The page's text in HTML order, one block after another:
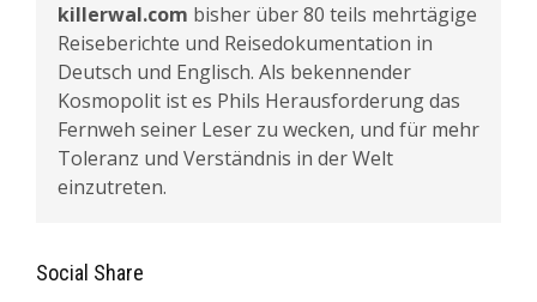
killerwal.com bisher über 80 teils mehrtägige
Reiseberichte und Reisedokumentation in
Deutsch und Englisch. Als bekennender
Kosmopolit ist es Phils Herausforderung das
Fernweh seiner Leser zu wecken, und für mehr
Toleranz und Verständnis in der Welt
einzutreten.
Social Share